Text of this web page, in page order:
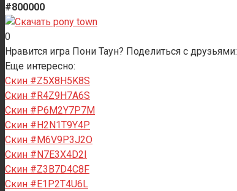
#800000
0
Нравится игра Пони Таун? Поделиться с друзьями:
Еще интересно:
Скин #Z5X8H5K8S
Скин #R4Z9H7A6S
Скин #P6M2Y7P7M
Скин #H2N1T9Y4P
Скин #M6V9P3J2O
Скин #N7E3X4D2I
Скин #Z3B7D4C8F
Скин #E1P2T4U6L